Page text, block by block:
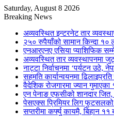
Saturday, August 8 2026
Breaking News
अव्यवस्थित इन्टरनेट तार
२५० रुपैयाँको सामान किन्दा १०
एनआरएनए एसिया प्याशिफिक
अव्यवस्थित तार व्यवस्थापनमा
नाट्टा निर्वाचनमा ‘पर्यटन उठे,
सहमति कार्यान्वयनमा
वैदेशिक रोजगारमा ज्यान
एन पेनाङ एफसीको शानदार जित,
पेसएक्स प्रिमियर लिग फुटसलको
सप्तरीमा कर्फ्यु कायमै, बिहान